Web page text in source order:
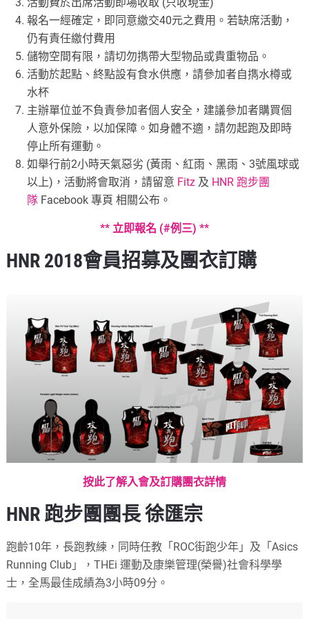
報名一經確定，即同意繳交40元之費用。若缺席活動，
仍有責任繳付費用
儲物空間有限，請切勿擕帶大型物品或貴重物品。
活動於起點、終點設有食水供應，請參加者自擕水樽或
水杯
主辦單位並不負責參加者個人安全，建議參加者購買個
人意外保險，以加保障。如身體不適，請勿起跑及即時
停止所有運動。
如舉行前2小時天氣惡劣 (黃雨、紅雨、黑雨、3號風球或
以上)，活動將會取消，請留意 Fitz 及 HNR 跑步團
隊 Facebook 專頁 相關公布。
** 立即報名 (#例三) **
HNR 2018會員招募及團衣訂購
按此了解入會及訂購團衣詳情
HNR 跑步團團長 徐匯宗
跑齡10年，長跑教練，同時任教「ROC街跑少年」及「Asics
Running Club」，THEi 運動及康樂管理(榮譽)社會科學學
士，全馬最佳成績為3小時09分。